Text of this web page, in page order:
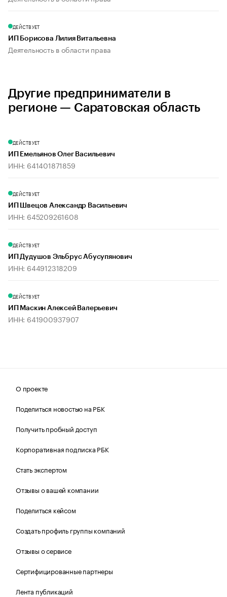
ДЕЙСТВУЕТ
ИП Борисова Лилия Витальевна
Деятельность в области права
Другие предприниматели в
регионе — Саратовская область
ДЕЙСТВУЕТ
ИП Емельянов Олег Васильевич
ИНН: 641401871859
ДЕЙСТВУЕТ
ИП Швецов Александр Васильевич
ИНН: 645209261608
ДЕЙСТВУЕТ
ИП Дудушов Эльбрус Абусупянович
ИНН: 644912318209
ДЕЙСТВУЕТ
ИП Маскин Алексей Валерьевич
ИНН: 641900937907
О проекте
Поделиться новостью на РБК
Получить пробный доступ
Корпоративная подписка РБК
Стать экспертом
Отзывы о вашей компании
Поделиться кейсом
Создать профиль группы компаний
Отзывы о сервисе
Сертифицированные партнеры
Лента публикаций